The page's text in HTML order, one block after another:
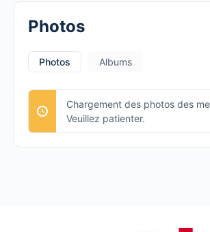
Photos Albums
Photos
Chargement des photos des
Veuillez patienter.